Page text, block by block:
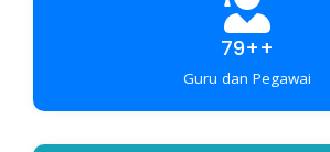
79++
Guru dan Pegawai